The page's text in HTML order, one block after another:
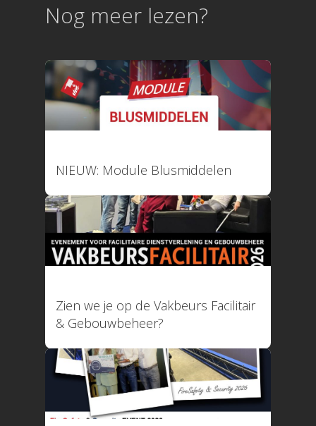
Nog meer lezen?
NIEUW: Module Blusmiddelen
Zien we je op de Vakbeurs Facilitair
& Gebouwbeheer?